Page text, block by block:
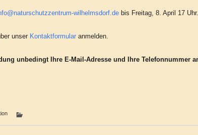
wilhelmsdorf.de bis Freitag, 8. April 17 Uhr.
unser Kontaktformularanmelden.
unbedingt Ihre E-Mail-Adresse und Ihre Telefonnummer